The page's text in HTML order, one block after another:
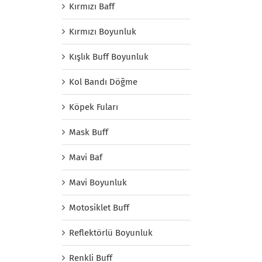
Kırmızı Baff
Kırmızı Boyunluk
Kışlık Buff Boyunluk
Kol Bandı Döğme
Köpek Fuları
Mask Buff
Mavi Baf
Mavi Boyunluk
Motosiklet Buff
Reflektörlü Boyunluk
Renkli Buff